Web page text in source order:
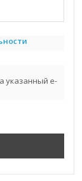
указанный e-